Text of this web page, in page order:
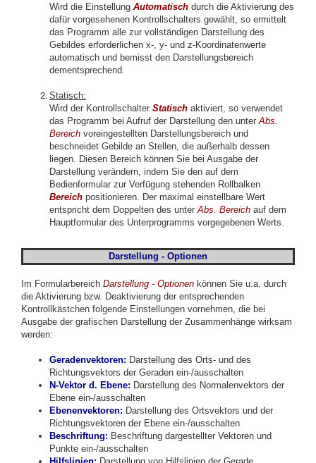
Wird die Einstellung Automatisch durch die Aktivierung des
dafür vorgesehenen Kontrollschalters gewählt, so ermittelt
das Programm alle zur vollständigen Darstellung des
Gebildes erforderlichen x-, y- und z-Koordinatenwerte
automatisch und bemisst den Darstellungsbereich
dementsprechend.
Statisch:
Wird der Kontrollschalter Statisch aktiviert, so verwendet
das Programm bei Aufruf der Darstellung den unter Abs.
Bereich voreingestellten Darstellungsbereich und
beschneidet Gebilde an Stellen, die außerhalb dessen
liegen. Diesen Bereich können Sie bei Ausgabe der
Darstellung verändern, indem Sie den auf dem
Bedienformular zur Verfügung stehenden Rollbalken
Bereich positionieren. Der maximal einstellbare Wert
entspricht dem Doppelten des unter Abs. Bereich auf dem
Hauptformular des Unterprogramms vorgegebenen Werts.
Darstellung - Optionen
Im Formularbereich Darstellung - Optionen können Sie u.a. durch
die Aktivierung bzw. Deaktivierung der entsprechenden
Kontrollkästchen folgende Einstellungen vornehmen, die bei
Ausgabe der grafischen Darstellung der Zusammenhänge wirksam
werden:
Geradenvektoren: Darstellung des Orts- und des
Richtungsvektors der Geraden ein-/ausschalten
N-Vektor d. Ebene: Darstellung des Normalenvektors der
Ebene ein-/ausschalten
Ebenenvektoren: Darstellung des Ortsvektors und der
Richtungsvektoren der Ebene ein-/ausschalten
Beschriftung: Beschriftung dargestellter Vektoren und
Punkte ein-/ausschalten